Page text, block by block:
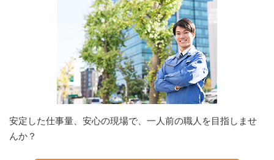
安定した仕事量、安心の現場で、一人前の職人を目指しませ
んか？